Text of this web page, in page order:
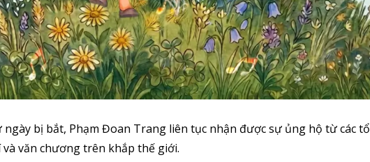
bị bắt, Phạm Đoan Trang liên tục nhận được sự ủng hộ từ các tổ
văn chương trên khắp thế giới.